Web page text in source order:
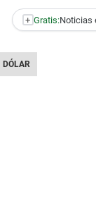
+ Gratis:Noticias
DÓLAR